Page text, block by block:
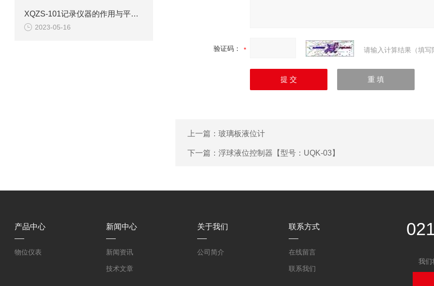
XQZS-101记录仪器的作用与平衡记录仪的特点
2023-05-16
验证码： 请输入计算结果（填
上一篇： 玻璃板液位计
下一篇： 浮球液位控制器【型号：UQK-03】
产品中心
物位仪表
新闻中心
新闻资讯
技术文章
关于我们
公司简介
联系方式
在线留言
联系我们
我们